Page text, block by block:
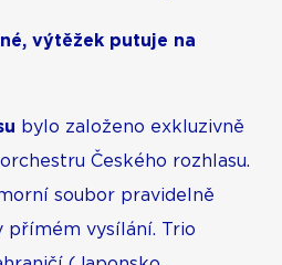
výtěžek putuje na
bylo založeno exkluzivně
Českého rozhlasu.
soubor pravidelně
přímém vysílání. Trio